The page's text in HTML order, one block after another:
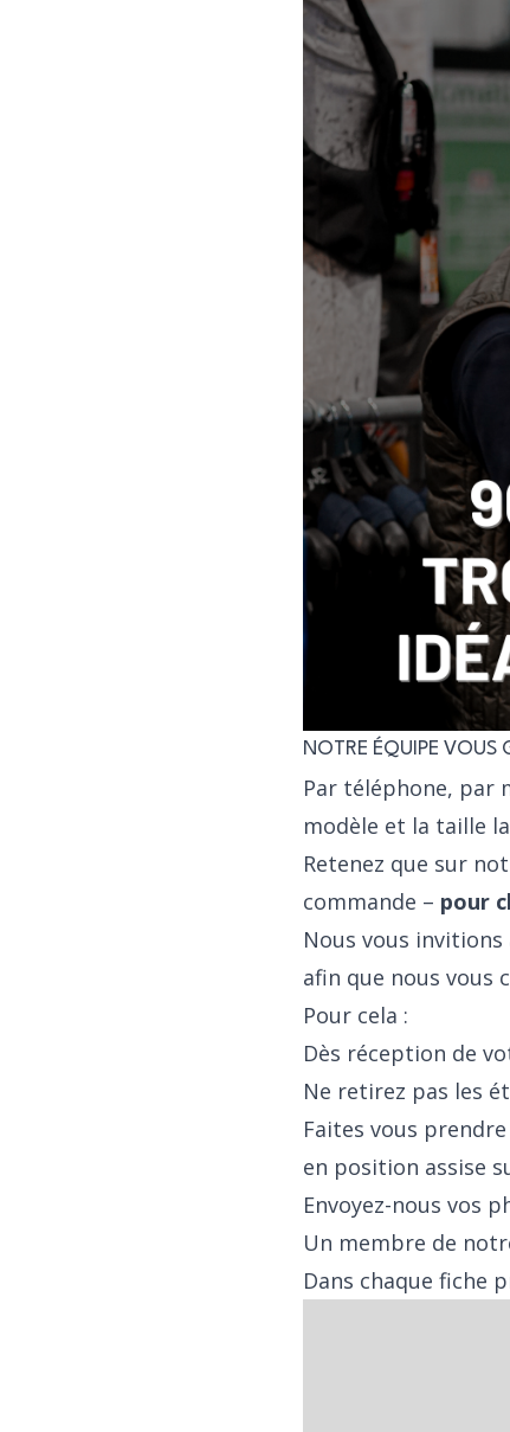
NOTRE ÉQUIPE VOUS
Par téléphone, par
modèle et la taille
Retenez que sur
commande – pour
Nous vous
afin que nous vous
Pour cela :
Dès réception de
Ne retirez pas les
Faites vous
en position assise
Envoyez-nous vos
Un membre de
Dans chaque fiche